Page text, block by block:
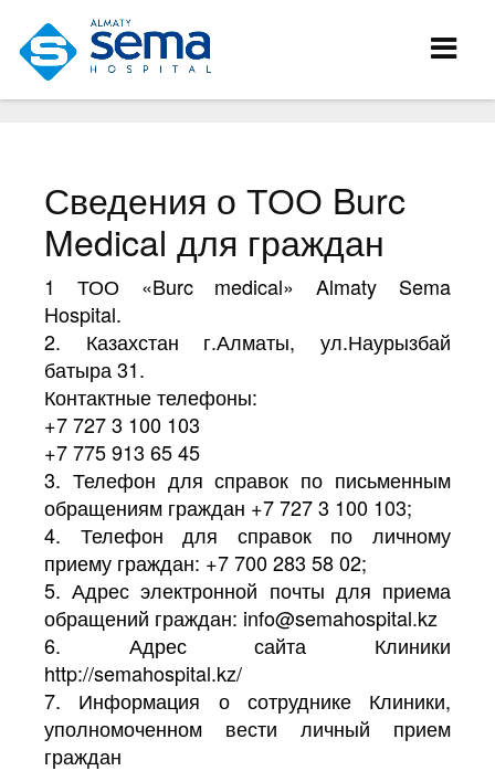
Сведения о ТОО Burc
Medical для граждан
1 ТОО «Burc medical» Almaty Sema
Hospital.
2. Казахстан г.Алматы, ул.Наурызбай
батыра 31.
Контактные телефоны:
+7 727 3 100 103
+7 775 913 65 45
3. Телефон для справок по письменным
обращениям граждан +7 727 3 100 103;
4. Телефон для справок по личному
приему граждан: ‎+7 700 283 58 02;
5. Адрес электронной почты для приема
обращений граждан: info@semahospital.kz
6. Адрес сайта Клиники
http://semahospital.kz/
7. Информация о сотруднике Клиники,
уполномоченном вести личный прием
граждан